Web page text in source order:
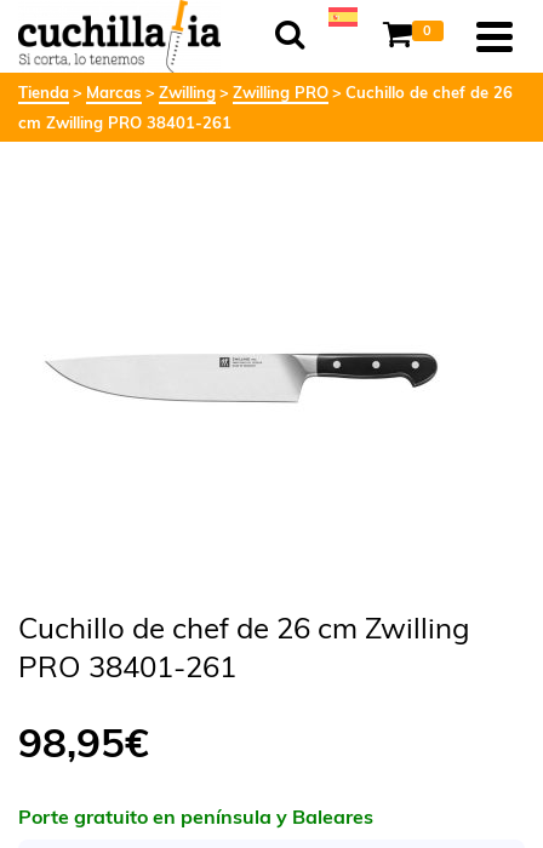
0
Tienda Marcas Zwilling Zwilling PRO
Cuchillo de chef de 26
cm Zwilling PRO 38401-261
Cuchillo de chef de 26 cm Zwilling
PRO 38401-261
98,95€
Porte gratuito en península y Baleares